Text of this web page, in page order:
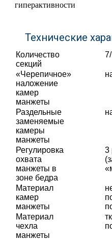
гиперактивности
Технические
Количество
секций
«Черепичное»
наложение
камер
манжеты
Раздельные
заменяемые
камеры
манжеты
Регулировка
охвата
манжеты в
зоне бедра
3
Материал
камер
манжеты
Материал
чехла
манжеты